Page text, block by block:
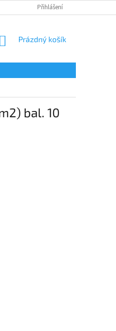
Přihlášení
NÁKUPNÍ
Prázdný košík
bal. 10